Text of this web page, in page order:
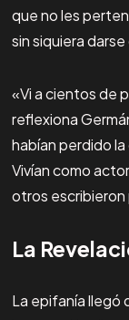
que no les
sin siquiera
«Vi a cientos de
reflexiona
habían perdido
Vivían como
otros escribieron
La
La epifanía llegó